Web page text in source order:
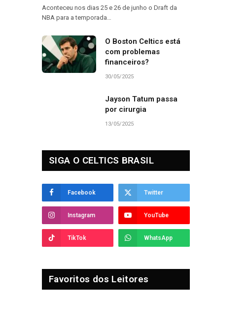
Aconteceu nos dias 25 e 26 de junho o Draft da
NBA para a temporada…
O Boston Celtics está
com problemas
financeiros?
30/05/2025
Jayson Tatum passa
por cirurgia
13/05/2025
SIGA O CELTICS BRASIL
Facebook Twitter
Instagram YouTube
TikTok WhatsApp
Favoritos dos Leitores